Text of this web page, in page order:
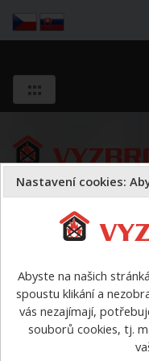
a majetek
Všeobecné Obchodní
Podmínky
Abyste na našich
spoustu klikání a
vás nezajímají,
souborů cookies, tj.